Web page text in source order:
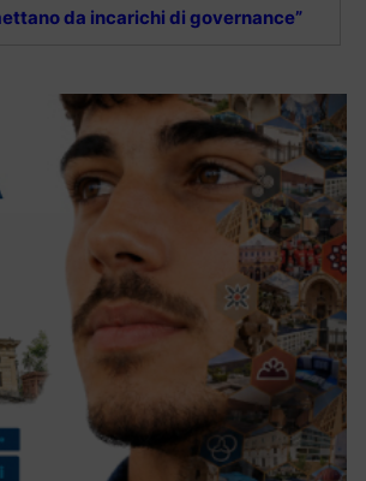
da incarichi di governance”